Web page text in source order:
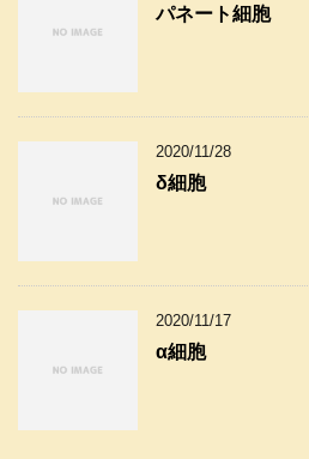
パネート細胞
2020/11/28
δ細胞
2020/11/17
α細胞